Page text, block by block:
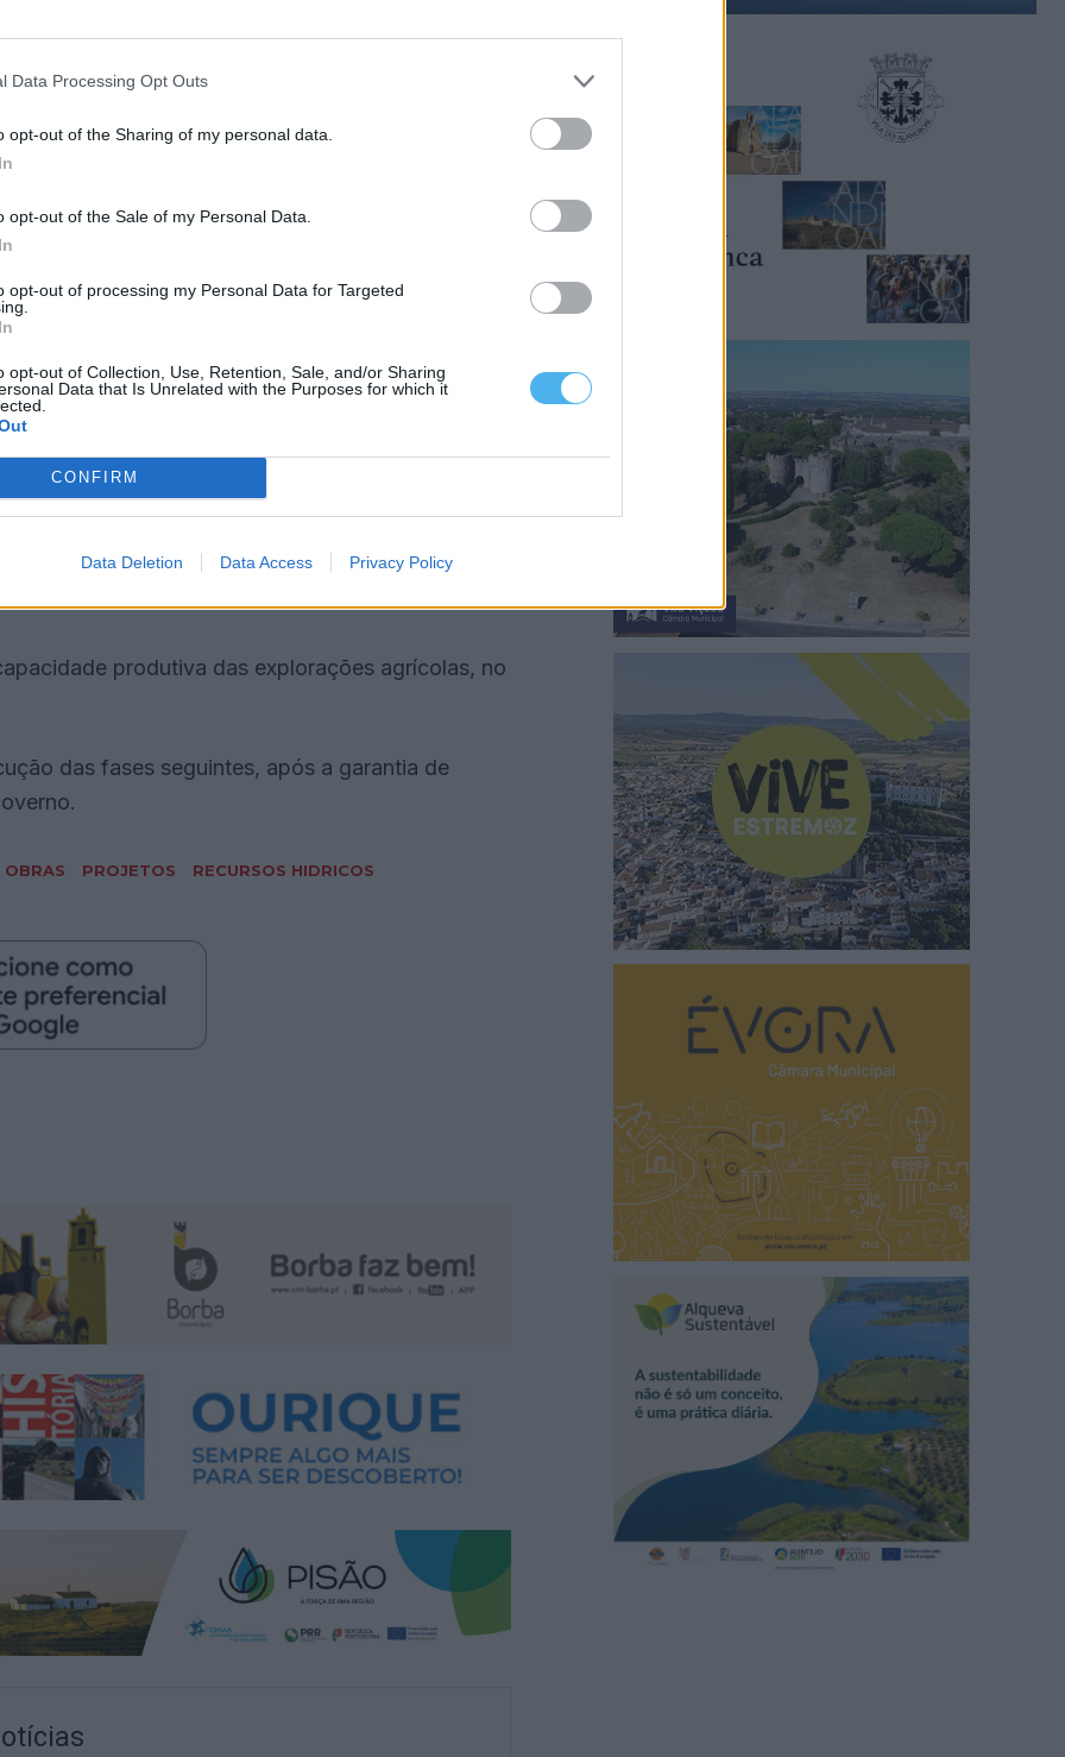
Data Processing Opt Outs
opt-out of the Sharing of my personal data.
opt-out of the Sale of my Personal Data.
opt-out of processing my Personal Data for Targeted
opt-out of Collection, Use, Retention, Sale, and/or Sharing
Data that Is Unrelated with the Purposes for which it
CONFIRM
Data Deletion Data Access Privacy Policy
da obra
Plano de Recuperação e Resiliência (PRR), que
permitindo redirecionar outras verbas para
financeira garante a continuidade do projeto,
querem é que as obras se concretizem»,
território
estratégia de reforço do regadio no Alentejo,
na atividade agrícola e na gestão dos recursos
produtiva das explorações agrícolas, no
das fases seguintes, após a garantia de
OBRAS PROJETOS
RECURSOS HIDRICOS